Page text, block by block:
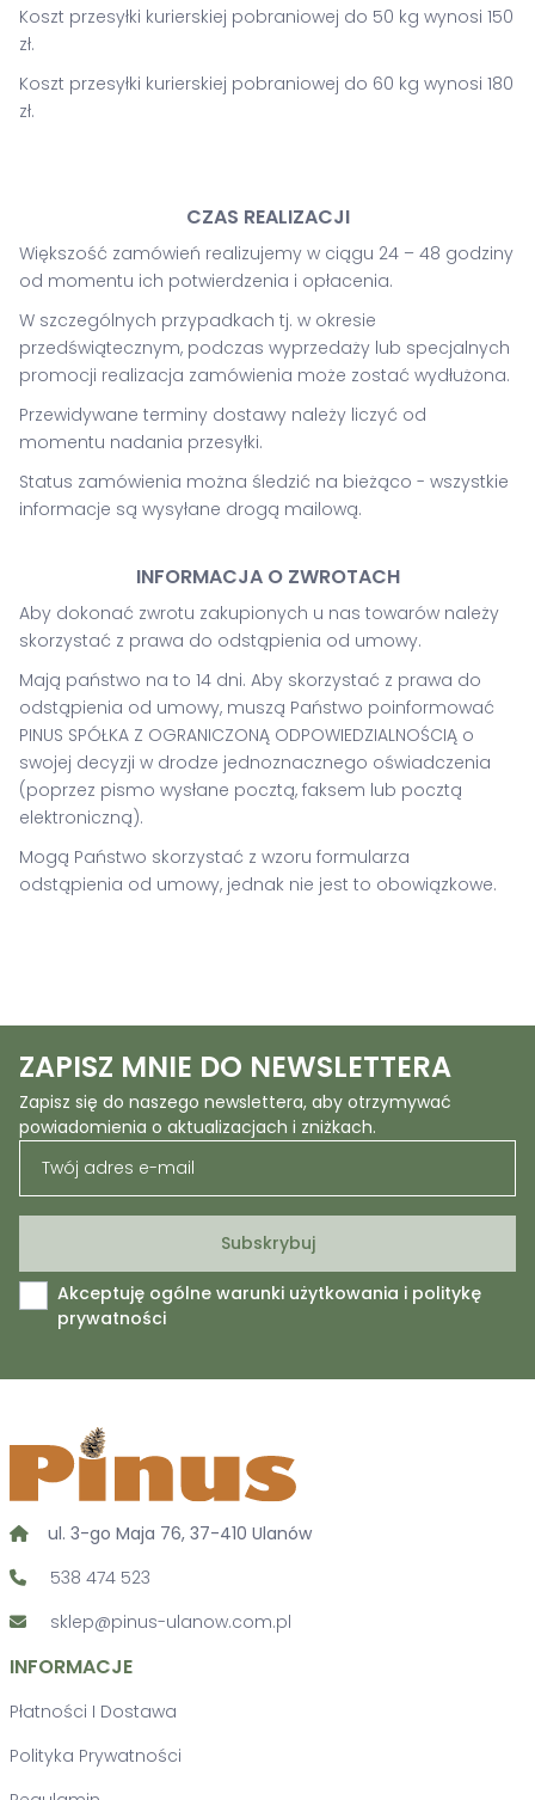
Koszt przesyłki kurierskiej pobraniowej do 50 kg wynosi 150
zł.
Koszt przesyłki kurierskiej pobraniowej do 60 kg wynosi 180
zł.
CZAS REALIZACJI
Większość zamówień realizujemy w ciągu 24 – 48 godziny
od momentu ich potwierdzenia i opłacenia.
W szczególnych przypadkach tj. w okresie
przedświątecznym, podczas wyprzedaży lub specjalnych
promocji realizacja zamówienia może zostać wydłużona.
Przewidywane terminy dostawy należy liczyć od
momentu nadania przesyłki.
Status zamówienia można śledzić na bieżąco - wszystkie
informacje są wysyłane drogą mailową.
INFORMACJA O ZWROTACH
Aby dokonać zwrotu zakupionych u nas towarów należy
skorzystać z prawa do odstąpienia od umowy.
Mają państwo na to 14 dni. Aby skorzystać z prawa do
odstąpienia od umowy, muszą Państwo poinformować
PINUS SPÓŁKA Z OGRANICZONĄ ODPOWIEDZIALNOŚCIĄ o
swojej decyzji w drodze jednoznacznego oświadczenia
(poprzez pismo wysłane pocztą, faksem lub pocztą
elektroniczną).
Mogą Państwo skorzystać z wzoru formularza
odstąpienia od umowy, jednak nie jest to obowiązkowe.
ZAPISZ MNIE DO NEWSLETTERA
Zapisz się do naszego newslettera, aby otrzymywać
powiadomienia o aktualizacjach i zniżkach.
Akceptuję ogólne warunki użytkowania i politykę
prywatności
ul. 3-go Maja 76, 37-410 Ulanów
538 474 523
sklep@pinus-ulanow.com.pl
INFORMACJE
Płatności I Dostawa
Polityka Prywatności